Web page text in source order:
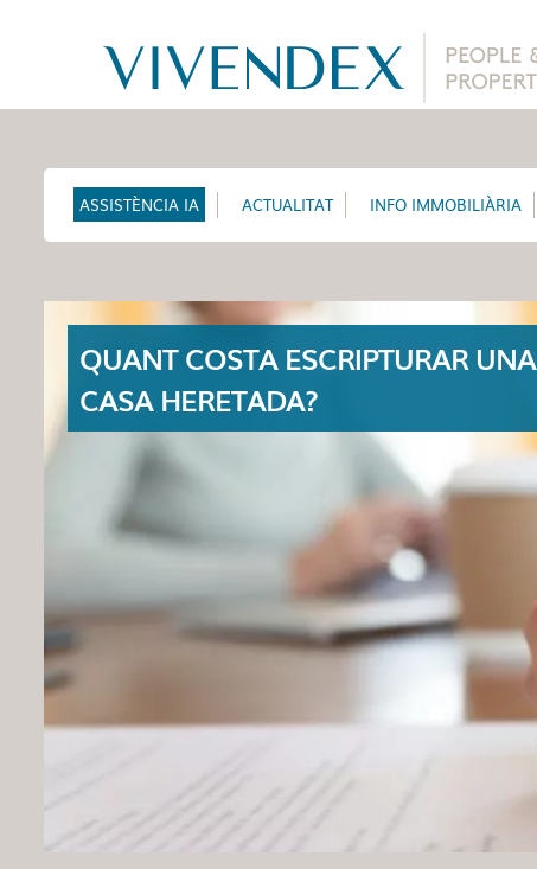
ASSISTÈNCIA IA ACTUALITAT INFO IMMOBILIÀRIA
QUANT COSTA ESCRIPTURAR UNA
CASA HERETADA?